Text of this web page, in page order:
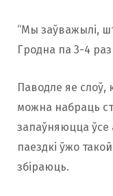
“Мы заўважылі,
Гродна па 3-4
Паводле яе слоў,
можна набраць
запаўняюцца ўсе
паездкі ўжо
збіраюць.